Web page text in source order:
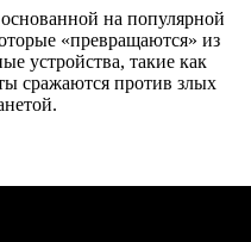
на популярной
«превращаются» из
устройства, такие как
сражаются против злых